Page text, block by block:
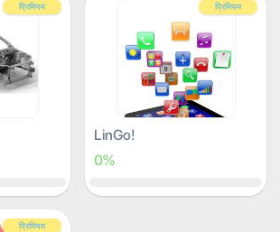
प्रिमियम प्रिमियम
LinGo!
0%
प्रिमियम